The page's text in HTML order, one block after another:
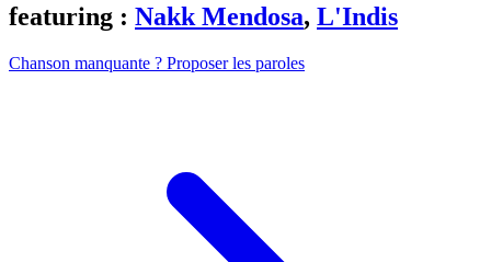
featuring : Nakk Mendosa, L'Indis
Chanson manquante ? Proposer les paroles